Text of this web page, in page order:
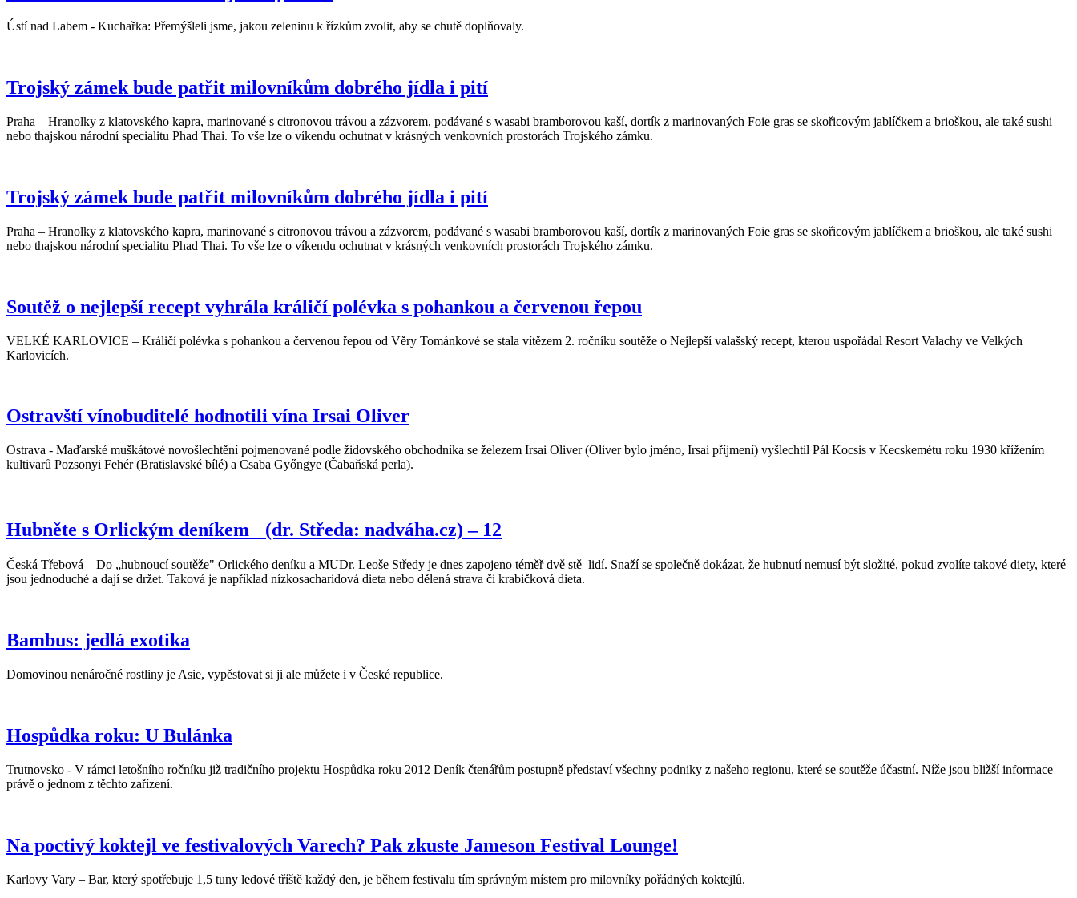
Ústí nad Labem - Kuchařka: Přemýšleli jsme, jakou zeleninu k řízkům zvolit, aby se chutě doplňovaly.
Trojský zámek bude patřit milovníkům dobrého jídla i pití
Praha – Hranolky z klatovského kapra, marinované s citronovou trávou a zázvorem, podávané s wasabi bramborovou kaší, dortík z marinovaných Foie gras se skořicovým jablíčkem a brioškou, ale také sushi
nebo thajskou národní specialitu Phad Thai. To vše lze o víkendu ochutnat v krásných venkovních prostorách Trojského zámku.
Trojský zámek bude patřit milovníkům dobrého jídla i pití
Praha – Hranolky z klatovského kapra, marinované s citronovou trávou a zázvorem, podávané s wasabi bramborovou kaší, dortík z marinovaných Foie gras se skořicovým jablíčkem a brioškou, ale také sushi
nebo thajskou národní specialitu Phad Thai. To vše lze o víkendu ochutnat v krásných venkovních prostorách Trojského zámku.
Soutěž o nejlepší recept vyhrála králičí polévka s pohankou a červenou řepou
VELKÉ KARLOVICE – Králičí polévka s pohankou a červenou řepou od Věry Tománkové se stala vítězem 2. ročníku soutěže o Nejlepší valašský recept, kterou uspořádal Resort Valachy ve Velkých
Karlovicích.
Ostravští vínobuditelé hodnotili vína Irsai Oliver
Ostrava - Maďarské muškátové novošlechtění pojmenované podle židovského obchodníka se železem Irsai Oliver (Oliver bylo jméno, Irsai příjmení) vyšlechtil Pál Kocsis v Kecskemétu roku 1930 křížením
kultivarů Pozsonyi Fehér (Bratislavské bílé) a Csaba Győngye (Čabaňská perla).
Hubněte s Orlickým deníkem (dr. Středa: nadváha.cz) – 12
Česká Třebová – Do „hubnoucí soutěže" Orlického deníku a MUDr. Leoše Středy je dnes zapojeno téměř dvě stě lidí. Snaží se společně dokázat, že hubnutí nemusí být složité, pokud zvolíte takové diety, které
jsou jednoduché a dají se držet. Taková je například nízkosacharidová dieta nebo dělená strava či krabičková dieta.
Bambus: jedlá exotika
Domovinou nenáročné rostliny je Asie, vypěstovat si ji ale můžete i v České republice.
Hospůdka roku: U Bulánka
Trutnovsko - V rámci letošního ročníku již tradičního projektu Hospůdka roku 2012 Deník čtenářům postupně představí všechny podniky z našeho regionu, které se soutěže účastní. Níže jsou bližší informace
právě o jednom z těchto zařízení.
Na poctivý koktejl ve festivalových Varech? Pak zkuste Jameson Festival Lounge!
Karlovy Vary – Bar, který spotřebuje 1,5 tuny ledové tříště každý den, je během festivalu tím správným místem pro milovníky pořádných koktejlů.